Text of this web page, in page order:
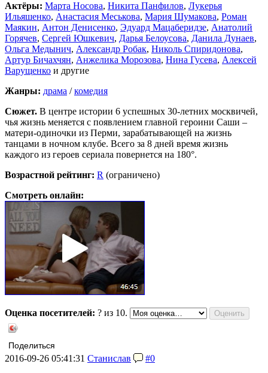
Актёры: Марта Носова, Никита Панфилов, Лукерья
Ильяшенко, Анастасия Меськова, Мария Шумакова, Роман
Маякин, Антон Денисенко, Эдуард Мацаберидзе, Анатолий
Горячев, Сергей Юшкевич, Дарья Белоусова, Данила Дунаев,
Ольга Медынич, Александр Робак, Николь Спиридонова,
Артур Бичахчян, Анжелика Морозова, Нина Гусева, Алексей
Варущенко и другие
Жанры: драма /комедия
Сюжет. В центре истории 6 успешных 30-летних москвичей,
чья жизнь меняется с появлением главной героини Саши –
матери-одиночки из Перми, зарабатывающей на жизнь
танцами в ночном клубе. Всего за 8 дней время жизнь
каждого из героев сериала повернется на 180°.
Возрастной рейтинг: R (ограничено)
Смотреть онлайн:
Оценка посетителей: ? из 10.
Поделиться
2016-09-26 05:41:31 Станислав
#0